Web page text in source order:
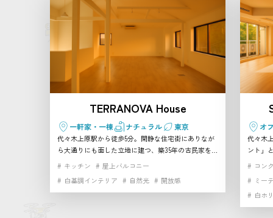
TERRANOVA House
一軒家・一棟 ナチュラル 東京
代々木上原駅から徒歩5分。閑静な住宅街にありなが
ら大通りにも面した立地に建つ、築35年の古民家をリ
ノベーションした2階建て一軒家スタジオです。 天井
な窓や天窓から柔らかな自然光が降り注ぎます。建物
キッチン
屋上バルコニー
白基調インテリア
自然光 開放感
オ
代々木
ント」
です。
き4mの
なり、ナチ
イクル
コン
ミー
白ホ